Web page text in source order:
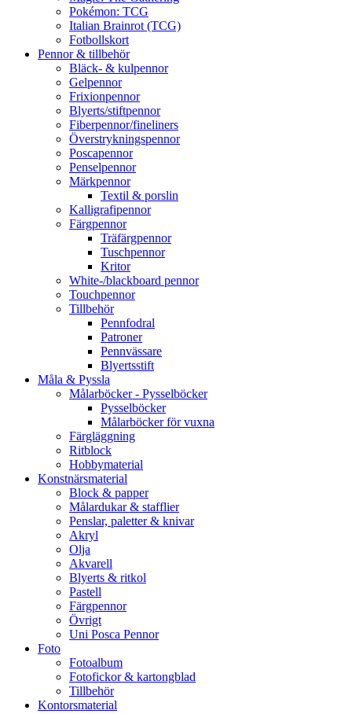
Pokémon: TCG
Italian Brainrot (TCG)
Fotbollskort
Pennor & tillbehör
Bläck- & kulpennor
Gelpennor
Frixionpennor
Blyerts/stiftpennor
Fiberpennor/fineliners
Överstrykningspennor
Poscapennor
Penselpennor
Märkpennor
Textil & porslin
Kalligrafipennor
Färgpennor
Träfärgpennor
Tuschpennor
Kritor
White-/blackboard pennor
Touchpennor
Tillbehör
Pennfodral
Patroner
Pennvässare
Blyertsstift
Måla & Pyssla
Målarböcker - Pysselböcker
Pysselböcker
Målarböcker för vuxna
Färgläggning
Ritblock
Hobbymaterial
Konstnärsmaterial
Block & papper
Målardukar & stafflier
Penslar, paletter & knivar
Akryl
Olja
Akvarell
Blyerts & ritkol
Pastell
Färgpennor
Övrigt
Uni Posca Pennor
Foto
Fotoalbum
Fotofickor & kartongblad
Tillbehör
Kontorsmaterial